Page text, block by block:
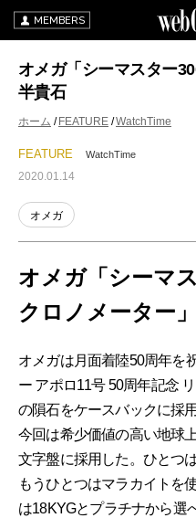
MEMBERS
オメガ「シーマスター
半貴石
ホーム FEATURE WatchTime
FEATURE WatchTime
2020.01.14
オメガ
オメガ「シーマ
クロノメーター」
オメガは月面着陸50周年を
ー アポロ11号 50周年記念
の隕石をケースバックに採
今回は希少価値の高い地球
文字盤に採用した。ひとつ
もうひとつはマラカイトを
は18KYGとプラチナから選